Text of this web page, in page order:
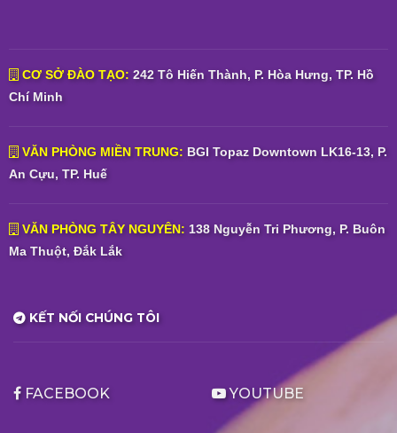
CƠ SỞ ĐÀO TẠO: 242 Tô Hiến Thành, P. Hòa Hưng, TP. Hồ
Chí Minh
VĂN PHÒNG MIỀN TRUNG: BGI Topaz Downtown LK16-13, P.
An Cựu, TP. Huế
VĂN PHÒNG TÂY NGUYÊN: 138 Nguyễn Tri Phương, P. Buôn
Ma Thuột, Đắk Lắk
KẾT NỐI CHÚNG TÔI
FACEBOOK YOUTUBE